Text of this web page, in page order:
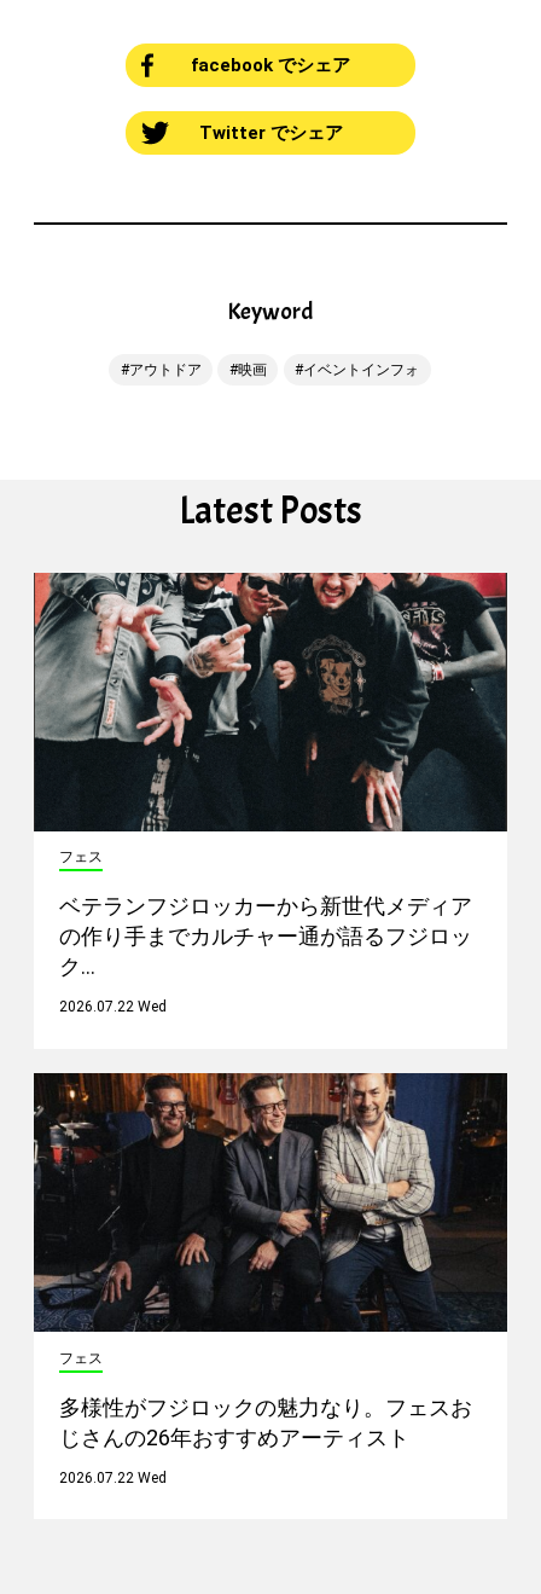
facebook でシェア
Twitter でシェア
Keyword
アウトドア 映画 イベントインフォ
Latest Posts
フェス
ベテランフジロッカーから新世代メディア
の作り手までカルチャー通が語るフジロッ
ク…
2026.07.22 Wed
フェス
多様性がフジロックの魅力なり。フェスお
じさんの26年おすすめアーティスト
2026.07.22 Wed